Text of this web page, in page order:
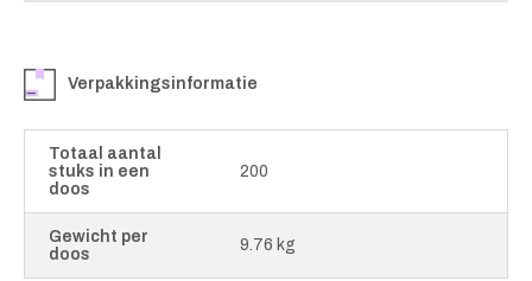
Verpakkingsinformatie
Totaal aantal
stuks in een
doos
200
Gewicht per
doos
9.76 kg